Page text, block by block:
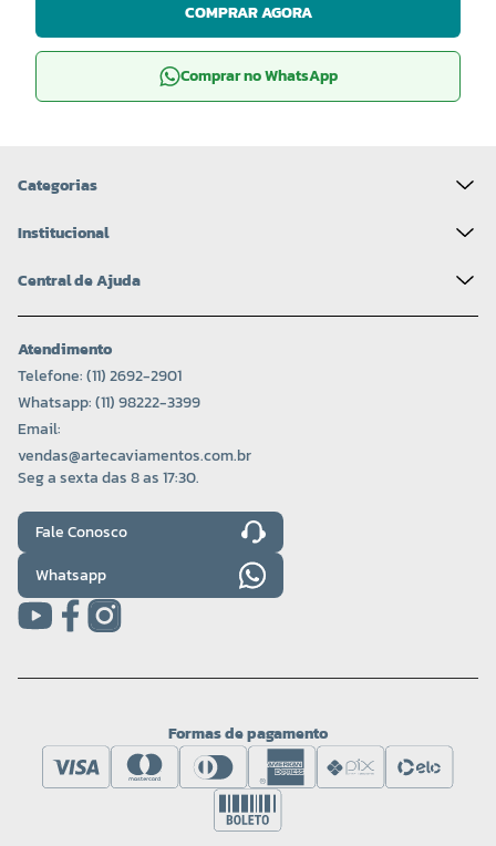
COMPRAR AGORA
Comprar no WhatsApp
Categorias
Institucional
Central de Ajuda
Atendimento
Telefone: (11) 2692-2901
Whatsapp: (11) 98222-3399
Email:
vendas@artecaviamentos.com.br
Seg a sexta das 8 as 17:30.
Fale Conosco
Whatsapp
Formas de pagamento